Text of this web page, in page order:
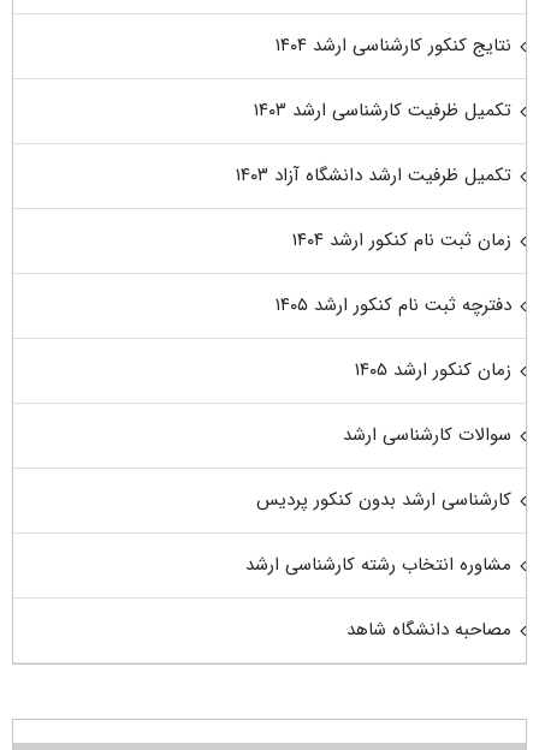
نتایج کنکور کارشناسی ارشد ۱۴۰۴
تکمیل ظرفیت کارشناسی ارشد ۱۴۰۳
تکمیل ظرفیت ارشد دانشگاه آزاد ۱۴۰۳
زمان ثبت نام کنکور ارشد ۱۴۰۴
دفترچه ثبت نام کنکور ارشد ۱۴۰۵
زمان کنکور ارشد ۱۴۰۵
سوالات کارشناسی ارشد
کارشناسی ارشد بدون کنکور پردیس
مشاوره انتخاب رشته کارشناسی ارشد
مصاحبه دانشگاه شاهد